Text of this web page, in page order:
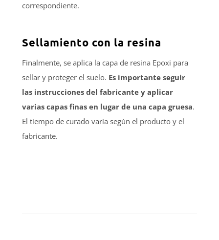
correspondiente.
Sellamiento con la resina
Finalmente, se aplica la capa de resina Epoxi para
sellar y proteger el suelo. Es importante seguir
las instrucciones del fabricante y aplicar
varias capas finas en lugar de una capa gruesa.
El tiempo de curado varía según el producto y el
fabricante.